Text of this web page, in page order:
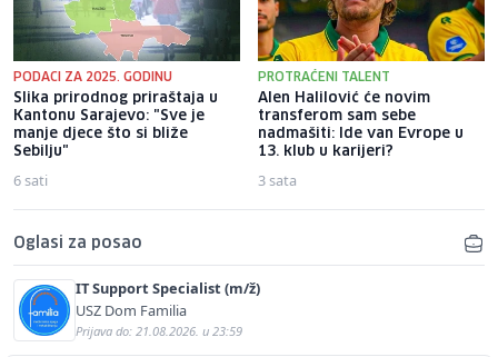
PODACI ZA 2025. GODINU
Slika prirodnog priraštaja u
Kantonu Sarajevo: "Sve je
manje djece što si bliže
Sebilju"
6 sati
PROTRAĆENI TALENT
Alen Halilović će novim
transferom sam sebe
nadmašiti: Ide van Evrope u
13. klub u karijeri?
3 sata
Oglasi za posao
IT Support Specialist (m/ž)
USZ Dom Familia
Prijava do: 21.08.2026. u 23:59